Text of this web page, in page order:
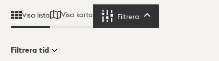
Visa lista Visa karta Filtrera
Filtrera tid